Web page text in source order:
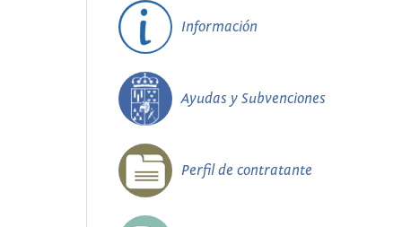
Información
Ayudas y Subvenciones
Perfil de contratante